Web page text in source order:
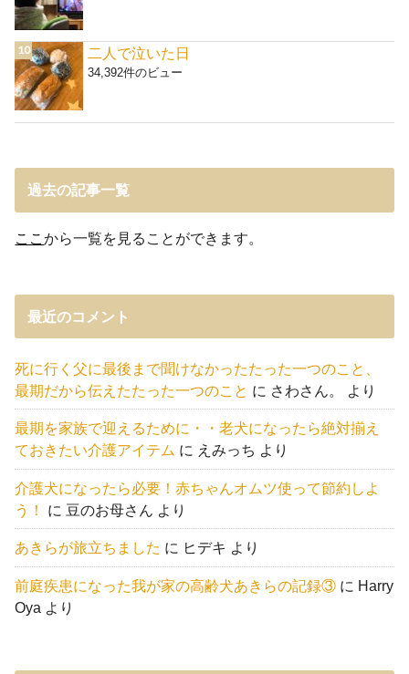
二人で泣いた日
34,392件のビュー
過去の記事一覧
ここから一覧を見ることができます。
最近のコメント
死に行く父に最後まで聞けなかったたった一つのこと、
最期だから伝えたたった一つのこと に さわさん。 より
最期を家族で迎えるために・・老犬になったら絶対揃え
ておきたい介護アイテム に えみっち より
介護犬になったら必要！赤ちゃんオムツ使って節約しよ
う！
に 豆のお母さん より
あきらが旅立ちました に ヒデキ より
前庭疾患になった我が家の高齢犬あきらの記録③ に Harry
Oya より